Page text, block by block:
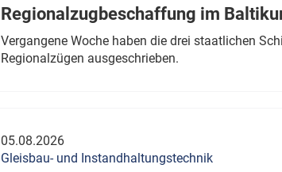
Regionalzugbeschaffung im
Vergangene Woche haben die drei staatlichen
Regionalzügen ausgeschrieben.
05.08.2026
Gleisbau- und Instandhaltungstechnik